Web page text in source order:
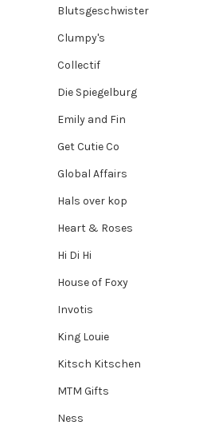
Blutsgeschwister
Clumpy's
Collectif
Die Spiegelburg
Emily and Fin
Get Cutie Co
Global Affairs
Hals over kop
Heart & Roses
Hi Di Hi
House of Foxy
Invotis
King Louie
Kitsch Kitschen
MTM Gifts
Ness